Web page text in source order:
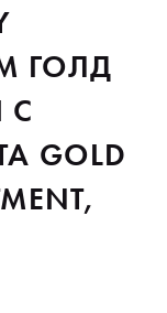
ГОЛД
С
GOLD